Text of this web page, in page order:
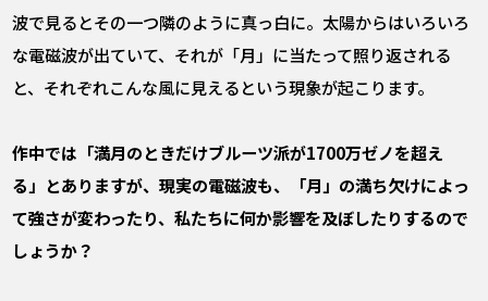
波で見るとその一つ隣のように真っ白に。太陽からはいろいろ
な電磁波が出ていて、それが「月」に当たって照り返される
と、それぞれこんな風に見えるという現象が起こります。
――作中では「満月のときだけブルーツ派が1700万ゼノを超え
る」とありますが、現実の電磁波も、「月」の満ち欠けによっ
て強さが変わったり、私たちに何か影響を及ぼしたりするので
しょうか？